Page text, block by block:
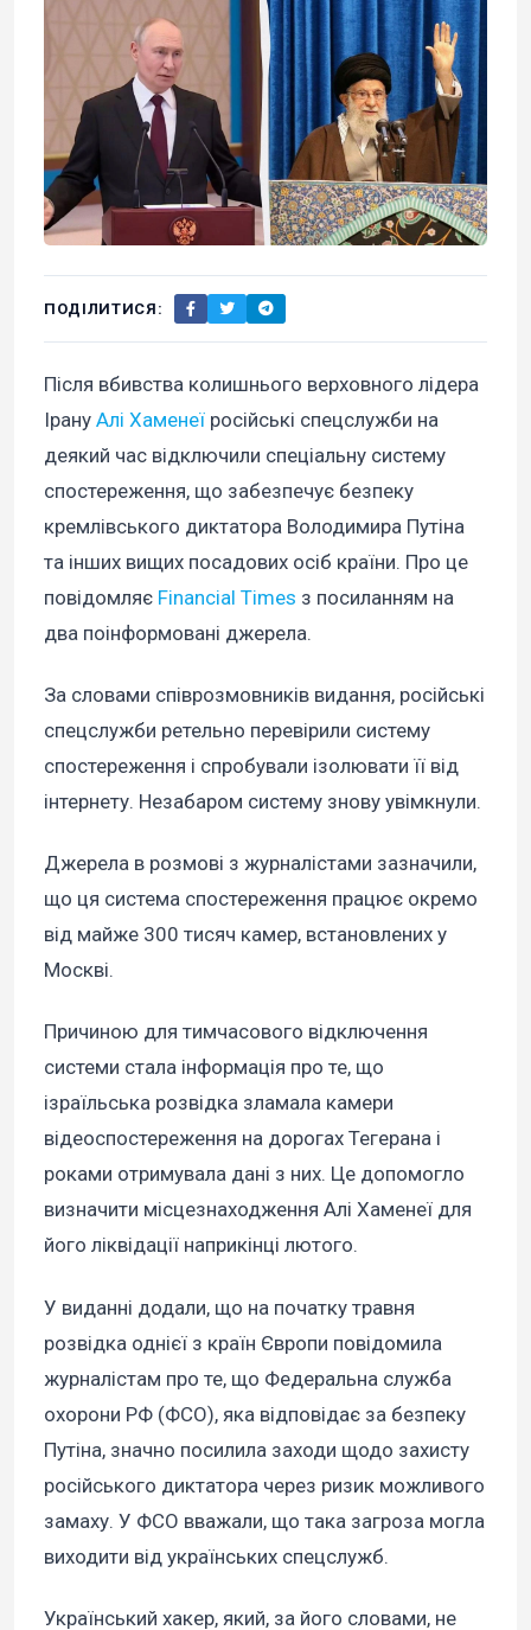
ПОДІЛИТИСЯ:
Після вбивства колишнього верховного лідера
Ірану Алі Хаменеї російські спецслужби на
деякий час відключили спеціальну систему
спостереження, що забезпечує безпеку
кремлівського диктатора Володимира Путіна
та інших вищих посадових осіб країни. Про це
повідомляє Financial Times з посиланням на
два поінформовані джерела.
За словами співрозмовників видання, російські
спецслужби ретельно перевірили систему
спостереження і спробували ізолювати її від
інтернету. Незабаром систему знову увімкнули.
Джерела в розмові з журналістами зазначили,
що ця система спостереження працює окремо
від майже 300 тисяч камер, встановлених у
Москві.
Причиною для тимчасового відключення
системи стала інформація про те, що
ізраїльська розвідка зламала камери
відеоспостереження на дорогах Тегерана і
роками отримувала дані з них. Це допомогло
визначити місцезнаходження Алі Хаменеї для
його ліквідації наприкінці лютого.
У виданні додали, що на початку травня
розвідка однієї з країн Європи повідомила
журналістам про те, що Федеральна служба
охорони РФ (ФСО), яка відповідає за безпеку
Путіна, значно посилила заходи щодо захисту
російського диктатора через ризик можливого
замаху. У ФСО вважали, що така загроза могла
виходити від українських спецслужб.
Український хакер, який, за його словами, не